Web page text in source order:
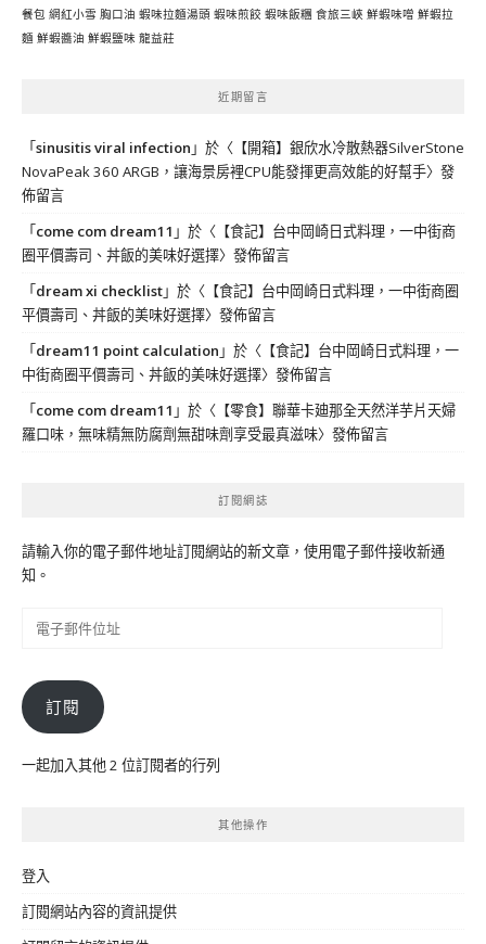
餐包 網紅小雪 胸口油 蝦味拉麵湯頭 蝦味煎餃 蝦味飯糰 食旅三峽 鮮蝦味噌 鮮蝦拉
麵 鮮蝦醬油 鮮蝦鹽味 龍益莊
近期留言
「sinusitis viral infection 」於〈 【開箱】銀欣水冷散熱器SilverStone
NovaPeak 360 ARGB，讓海景房裡CPU能發揮更高效能的好幫手〉發
佈留言
「come com dream11 」於〈 【食記】台中岡崎日式料理，一中街商
圈平價壽司、丼飯的美味好選擇〉發佈留言
「dream xi checklist」於〈 【食記】台中岡崎日式料理，一中街商圈
平價壽司、丼飯的美味好選擇〉發佈留言
「dream11 point calculation 」於〈 【食記】台中岡崎日式料理，一
中街商圈平價壽司、丼飯的美味好選擇〉發佈留言
「come com dream11 」於〈 【零食】聯華卡廸那全天然洋芋片天婦
羅口味，無味精無防腐劑無甜味劑享受最真滋味〉發佈留言
訂閱網誌
請輸入你的電子郵件地址訂閱網站的新文章，使用電子郵件接收新通
知。
件
位
訂閱
一起加入其他 2 位訂閱者的行列
其他操作
登入
訂閱網站內容的資訊提供